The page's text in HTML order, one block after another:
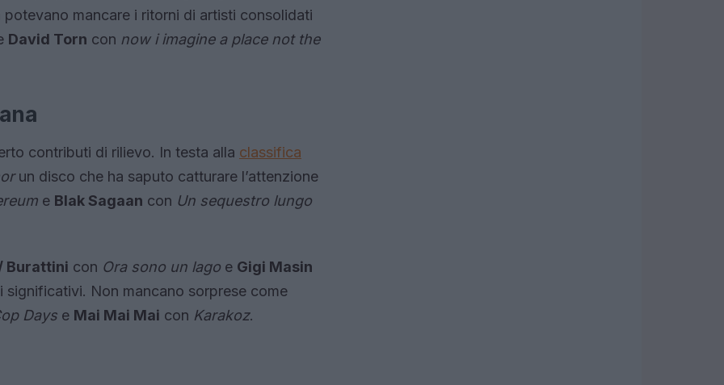
mancare i ritorni di artisti consolidati
David Torn con now i imagine a place not the
contributi di rilievo. In testa alla classifica
un disco che ha saputo catturare l’attenzione
e Blak Sagaan con Un sequestro lungo
Burattini con Ora sono un lago e Gigi Masin
Non mancano sorprese come
Days e Mai Mai Mai con Karakoz.